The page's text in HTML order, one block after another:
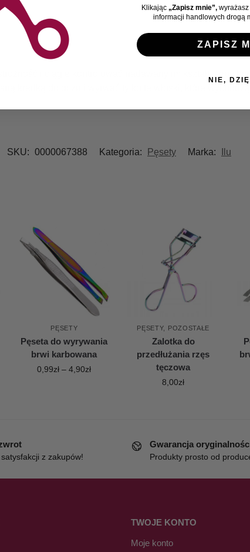
i ciągle kontrolować nadawany im kształt, żeby
kredką do oczu i wyrwać tylko te włoski, które wychodzą
SKU: 0000067388 Kategoria: Pęsety Marka: Ilu
PĘSETY
Pęseta do wyrywania
brwi karbowana
0,99zł – 4,90zł
PĘSETY, POZOSTAŁE
Zalotka do
przedłużania rzęs
tęczowa
8,00zł
z zakupów!
Gwarancja
Produkty prosto od
TWOJE KONTO
Moje konto
Klikając „Zapisz mnie”,wyrażasz
informacji handlowych drogą
ZAPISZ
NIE,